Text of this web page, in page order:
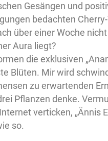
Gesängen und
bedachten
über einer Woche
Aura liegt?
die exklusiven
Blüten. Mir wird
zu erwartenden
Pflanzen denke.
verticken, „Ännis
so.